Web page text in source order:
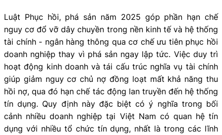
Luật Phục hồi, phá sản năm 2025 góp phần hạn chế
nguy cơ đổ vỡ dây chuyền trong nền kinh tế và hệ thống
tài chính - ngân hàng thông qua cơ chế ưu tiên phục hồi
doanh nghiệp thay vì phá sản ngay lập tức. Việc duy trì
hoạt động kinh doanh và tái cấu trúc nghĩa vụ tài chính
giúp giảm nguy cơ chủ nợ đồng loạt mất khả năng thu
hồi nợ, qua đó hạn chế tác động lan truyền đến hệ thống
tín dụng. Quy định này đặc biệt có ý nghĩa trong bối
cảnh nhiều doanh nghiệp tại Việt Nam có quan hệ tín
dụng với nhiều tổ chức tín dụng, nhất là trong các lĩnh